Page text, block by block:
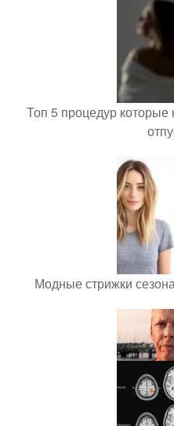
Топ 5 процедур которые
Модные стрижки